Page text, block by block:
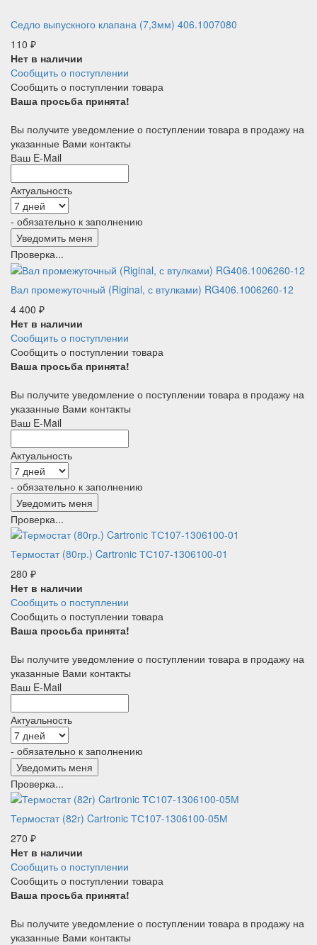
Седло выпускного клапана (7,3мм) 406.1007080
110 ₽
Нет в наличии
Сообщить о поступлении
Сообщить о поступлении товара
Ваша просьба принята!
Вы получите уведомление о поступлении товара в продажу на
указанные Вами контакты
Ваш E-Mail
Актуальность
- обязательно к заполнению
Проверка...
Вал промежуточный (Riginal, с втулками) RG406.1006260-12
4 400 ₽
Нет в наличии
Сообщить о поступлении
Сообщить о поступлении товара
Ваша просьба принята!
Вы получите уведомление о поступлении товара в продажу на
указанные Вами контакты
Ваш E-Mail
Актуальность
- обязательно к заполнению
Проверка...
Термостат (80гр.) Cartronic ТС107-1306100-01
280 ₽
Нет в наличии
Сообщить о поступлении
Сообщить о поступлении товара
Ваша просьба принята!
Вы получите уведомление о поступлении товара в продажу на
указанные Вами контакты
Ваш E-Mail
Актуальность
- обязательно к заполнению
Проверка...
Термостат (82г) Cartronic ТС107-1306100-05М
270 ₽
Нет в наличии
Сообщить о поступлении
Сообщить о поступлении товара
Ваша просьба принята!
Вы получите уведомление о поступлении товара в продажу на
указанные Вами контакты